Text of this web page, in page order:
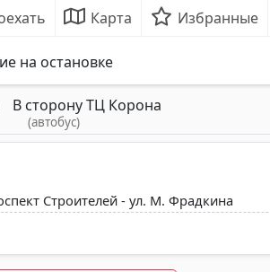
Карта Избранные
на остановке
В сторону ТЦ Корона
(автобус)
Строителей - ул. М. Фрадкина